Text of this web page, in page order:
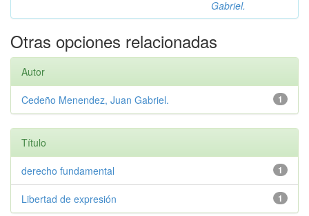
Gabriel.
Otras opciones relacionadas
Autor
1
Cedeño Menendez, Juan Gabriel.
Título
1
derecho fundamental
1
Libertad de expresión